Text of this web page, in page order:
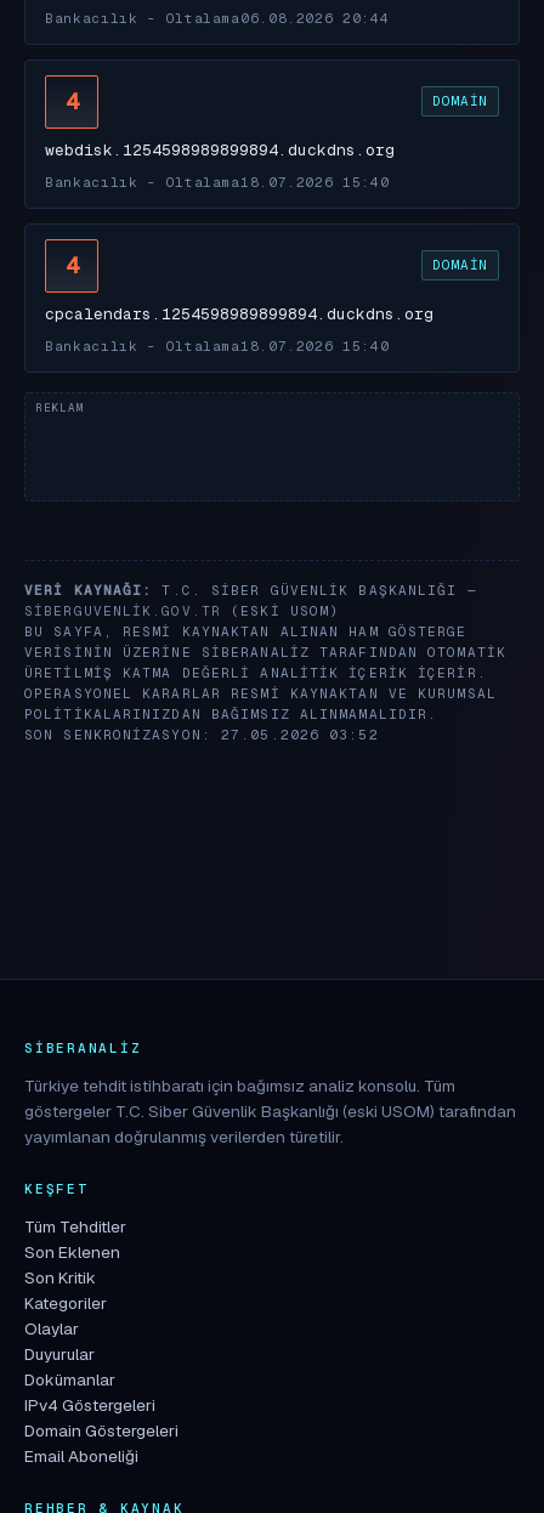
Bankacılık - Oltalama 06.08.2026 20:44
4 DOMAIN
webdisk.1254598989899894.duckdns.org
Bankacılık - Oltalama 18.07.2026 15:40
4 DOMAIN
cpcalendars.1254598989899894.duckdns.org
Bankacılık - Oltalama 18.07.2026 15:40
VERI KAYNAĞI:
T.C. SIBER GÜVENLIK BAŞKANLIĞI —
SIBERGUVENLIK.GOV.TR
(ESKI USOM)
BU SAYFA, RESMI KAYNAKTAN ALINAN HAM GÖSTERGE
VERISININ ÜZERINE SIBERANALIZ TARAFINDAN OTOMATIK
ÜRETILMIŞ KATMA DEĞERLI ANALITIK IÇERIK IÇERIR.
OPERASYONEL KARARLAR RESMI KAYNAKTAN VE KURUMSAL
POLITIKALARINIZDAN BAĞIMSIZ ALINMAMALIDIR.
SON SENKRONIZASYON: 27.05.2026 03:52
SIBERANALIZ
Türkiye tehdit istihbaratı için bağımsız analiz konsolu. Tüm
göstergeler T.C. Siber Güvenlik Başkanlığı (eski USOM) tarafından
yayımlanan doğrulanmış verilerden türetilir.
KEŞFET
Tüm Tehditler
Son Eklenen
Son Kritik
Kategoriler
Olaylar
Duyurular
Dokümanlar
IPv4 Göstergeleri
Domain Göstergeleri
Email Aboneliği
REHBER & KAYNAK